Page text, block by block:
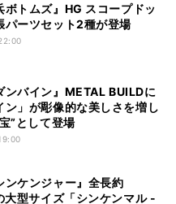
ボトムズ』HG スコープドッ
パーツセット2種が登場
ンバイン』METAL BUILDに
ン」が彫像的な美しさを増し
”として登場
ンケンジャー』全長約
型サイズ「シンケンマル -